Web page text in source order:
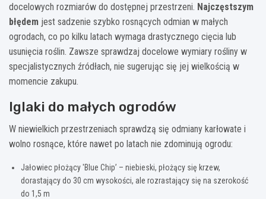
docelowych rozmiarów do dostępnej przestrzeni. Najczęstszym
błędem jest sadzenie szybko rosnących odmian w małych
ogrodach, co po kilku latach wymaga drastycznego cięcia lub
usunięcia roślin. Zawsze sprawdzaj docelowe wymiary rośliny w
specjalistycznych źródłach, nie sugerując się jej wielkością w
momencie zakupu.
Iglaki do małych ogrodów
W niewielkich przestrzeniach sprawdzą się odmiany karłowate i
wolno rosnące, które nawet po latach nie zdominują ogrodu:
Jałowiec płożący 'Blue Chip’ – niebieski, płożący się krzew,
dorastający do 30 cm wysokości, ale rozrastający się na szerokość
do 1,5 m